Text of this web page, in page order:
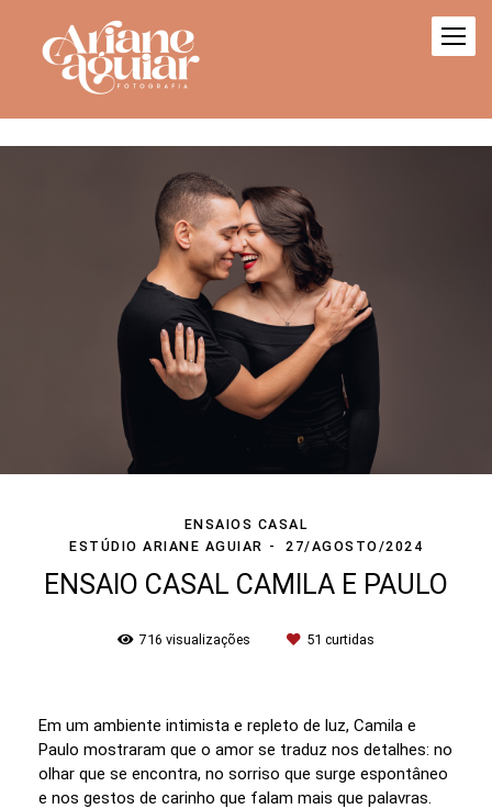
ENSAIOS CASAL
ESTÚDIO ARIANE AGUIAR
27/AGOSTO/2024
ENSAIO CASAL CAMILA E PAULO
716 visualizações 51 curtidas
Em um ambiente intimista e repleto de luz, Camila e
Paulo mostraram que o amor se traduz nos detalhes: no
olhar que se encontra, no sorriso que surge espontâneo
e nos gestos de carinho que falam mais que palavras.